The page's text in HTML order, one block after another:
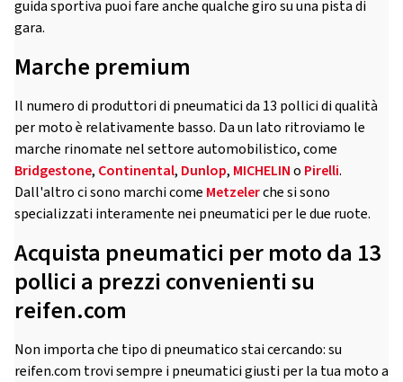
guida sportiva puoi fare anche qualche giro su una pista di
gara.
Marche premium
Il numero di produttori di pneumatici da 13 pollici di qualità
per moto è relativamente basso. Da un lato ritroviamo le
marche rinomate nel settore automobilistico, come
Bridgestone, Continental, Dunlop, MICHELINo Pirelli.
Dall'altro ci sono marchi come Metzelerche si sono
specializzati interamente nei pneumatici per le due ruote.
Acquista pneumatici per moto da 13
pollici a prezzi convenienti su
reifen.com
Non importa che tipo di pneumatico stai cercando: su
reifen.com trovi sempre i pneumatici giusti per la tua moto a